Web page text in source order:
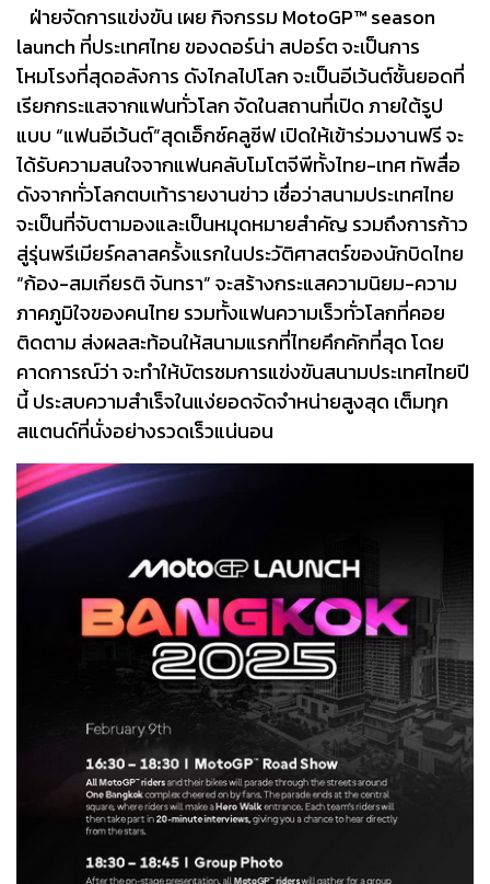
ฝ่ายจัดการแข่งขัน เผย กิจกรรม MotoGP™ season
launch ที่ประเทศไทย ของดอร์น่า สปอร์ต จะเป็นการ
โหมโรงที่สุดอลังการ ดังไกลไปโลก จะเป็นอีเว้นต์ชั้นยอดที่
เรียกกระแสจากแฟนทั่วโลก จัดในสถานที่เปิด ภายใต้รูป
แบบ “แฟนอีเว้นต์”สุดเอ็กซ์คลูซีฟ เปิดให้เข้าร่วมงานฟรี จะ
ได้รับความสนใจจากแฟนคลับโมโตจีพีทั้งไทย-เทศ ทัพสื่อ
ดังจากทั่วโลกตบเท้ารายงานข่าว เชื่อว่าสนามประเทศไทย
จะเป็นที่จับตามองและเป็นหมุดหมายสำคัญ รวมถึงการก้าว
สู่รุ่นพรีเมียร์คลาสครั้งแรกในประวัติศาสตร์ของนักบิดไทย
“ก้อง-สมเกียรติ จันทรา” จะสร้างกระแสความนิยม-ความ
ภาคภูมิใจของคนไทย รวมทั้งแฟนความเร็วทั่วโลกที่คอย
ติดตาม ส่งผลสะท้อนให้สนามแรกที่ไทยคึกคักที่สุด โดย
คาดการณ์ว่า จะทำให้บัตรชมการแข่งขันสนามประเทศไทยปี
นี้ ประสบความสำเร็จในแง่ยอดจัดจำหน่ายสูงสุด เต็มทุก
สแตนด์ที่นั่งอย่างรวดเร็วแน่นอน